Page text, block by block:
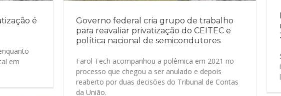
é
em
Governo federal cria grupo de trabalho
para reavaliar privatização do CEITEC e
política nacional de semicondutores
Farol Tech acompanhou a polêmica em 2021 no
processo que chegou a ser anulado e depois
reaberto por duas decisões do Tribunal de Contas
da União.